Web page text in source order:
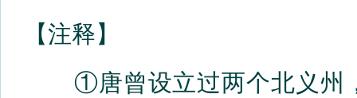
【注释】
①唐曾设立过两个北义州，